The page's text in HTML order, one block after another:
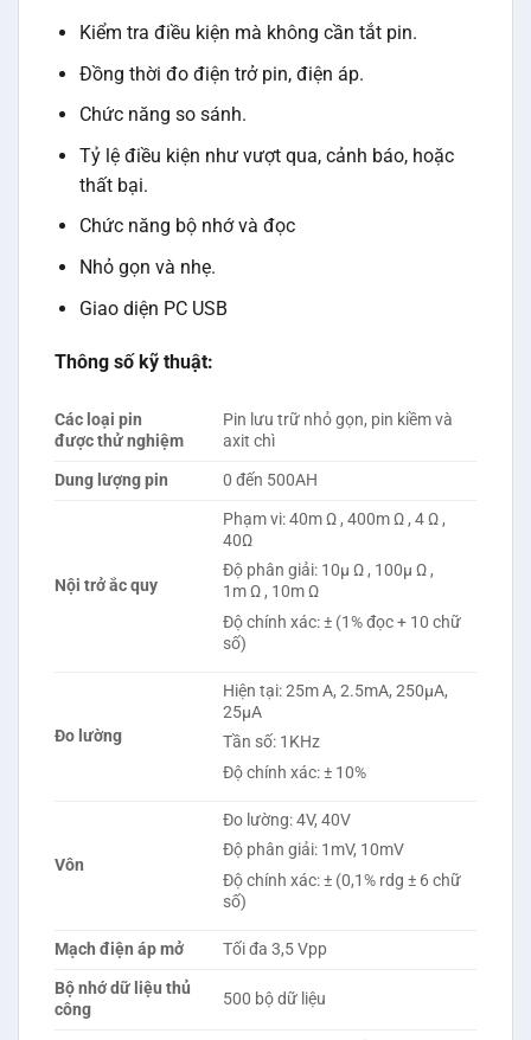
Kiểm tra điều kiện mà không cần tắt pin.
Đồng thời đo điện trở pin, điện áp.
Chức năng so sánh.
Tỷ lệ điều kiện như vượt qua, cảnh báo, hoặc
thất bại.
Chức năng bộ nhớ và đọc
Nhỏ gọn và nhẹ.
Giao diện PC USB
Thông số kỹ thuật:
Các loại pin
được thử nghiệm
Pin lưu trữ nhỏ gọn, pin kiềm và
axit chì
Dung lượngpin 0 đến 500AH
Nội trở ắc quy
Phạm vi: 40m Ω , 400m Ω , 4 Ω ,
40Ω
Độ phân giải: 10μ Ω , 100μ Ω ,
1m Ω , 10m Ω
Độ chính xác: ± (1% đọc + 10 chữ
số)
Đo lường
Hiện tại: 25m A, 2.5mA, 250μA,
25μA
Tần số: 1KHz
Độ chính xác: ± 10%
Vôn
Đo lường: 4V, 40V
Độ phân giải: 1mV, 10mV
Độ chính xác: ± (0,1% rdg ± 6 chữ
số)
Mạch điện áp mở
Tối đa 3,5 Vpp
Bộ nhớ dữ liệu thủ
công
500 bộ dữ liệu